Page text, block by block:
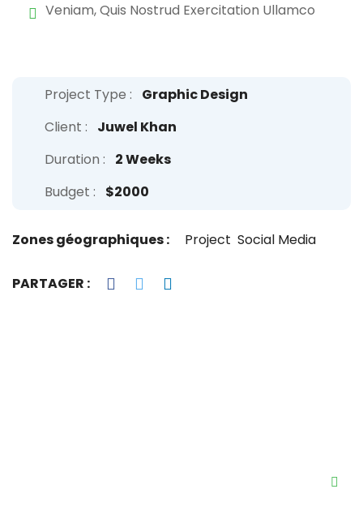
Veniam, Quis Nostrud Exercitation Ullamco
Project Type :
Graphic Design
Client :
Juwel Khan
Duration :
2 Weeks
Budget :
$2000
Zones géographiques : Project Social Media
PARTAGER :